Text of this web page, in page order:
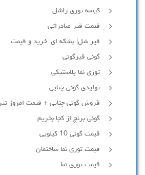
کیسه توری راشل
قیمت قیر صادراتی
قیر شل| بشکه ای| خرید و قیمت
گونی قیرگونی
توری نما پلاستیکی
تولیدی گونی چتایی
فروش گونی چتایی + قیمت امروز تیر 1405
گونی برنج از کجا بخریم
قیمت گونی 10 کیلویی
قیمت توری نما ساختمان
قیمت توری نما